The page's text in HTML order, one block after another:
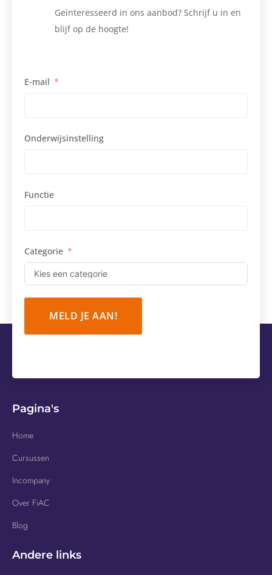
Geïnteresseerd in ons aanbod? Schrijf u in en
blijf op de hoogte!
E-mail
Onderwijsinstelling
Functie
Categorie
MELD JE AAN!
Pagina's
Home
Cursussen
Incompany
Over FiAC
Blog
Andere links